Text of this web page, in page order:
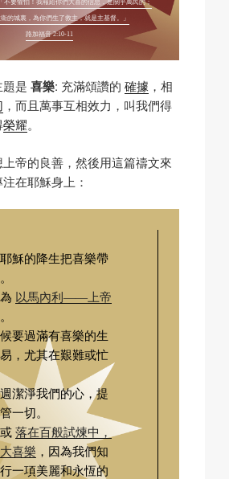
不要懼怕！我報給你們大喜的信息，是關乎萬民的；
的城裏，為你們生了救主，就是主基督。」
路加福音 2:10-11
是 喜樂: 充滿頌讚的 確據 ，相
，而且萬事互相效力，叫我們得
榮耀。
帝的良善，然後用這篇禱文來
在耶穌身上：
穌的降生把喜樂帶
以馬內利——上帝
。
要過滿有喜樂的生
，尤其在艱難或忙
潔淨我們的心，提
一切。
落在百般試煉中，
喜樂 ，因為我們知
一項美麗和永恆的